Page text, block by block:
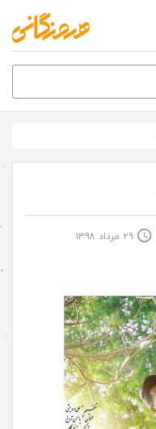
۲۹ مرداد ۱۳۹۸